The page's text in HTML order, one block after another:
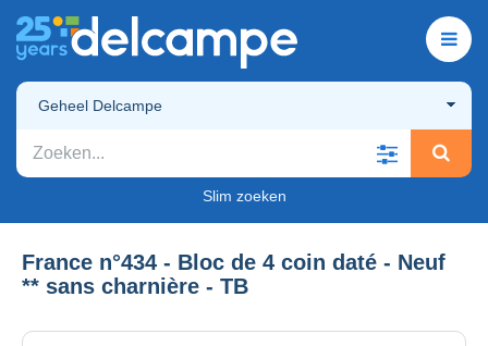
Geheel Delcampe
Slim zoeken
France n°434 - Bloc de 4 coin daté - Neuf
** sans charnière - TB